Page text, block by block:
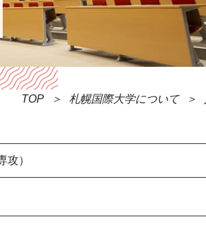
TOP 札幌国際大学について
）